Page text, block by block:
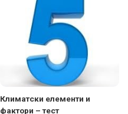
Климатски елементи и
фактори – тест